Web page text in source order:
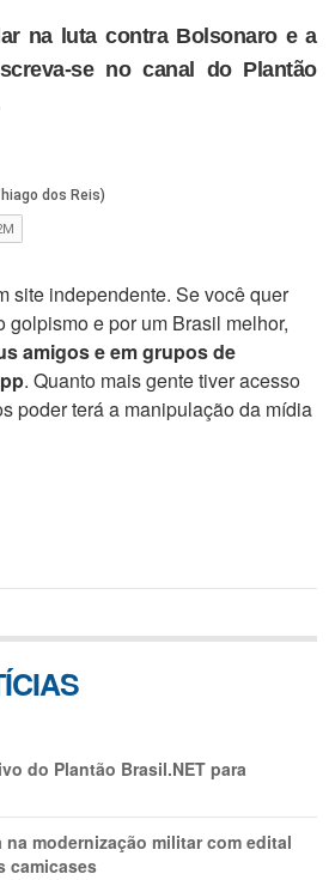
na luta contra Bolsonaro e a
se no canal do Plantão
site independente. Se você quer
golpismo e por um Brasil melhor,
amigos e em grupos de
. Quanto mais gente tiver acesso
poder terá a manipulação da mídia
do Plantão Brasil.NET para
na modernização militar com edital
camicases